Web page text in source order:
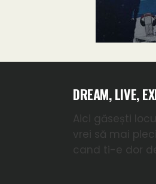
DREAM, LIVE,
Aici găsești
vrei să mai
cand ti-e dor